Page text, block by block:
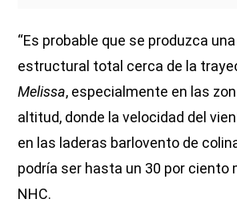
“Es probable que se produzca
estructural total cerca de la
Melissa, especialmente en las
altitud, donde la velocidad del
en las laderas barlovento de
podría ser hasta un 30 por ciento
NHC.